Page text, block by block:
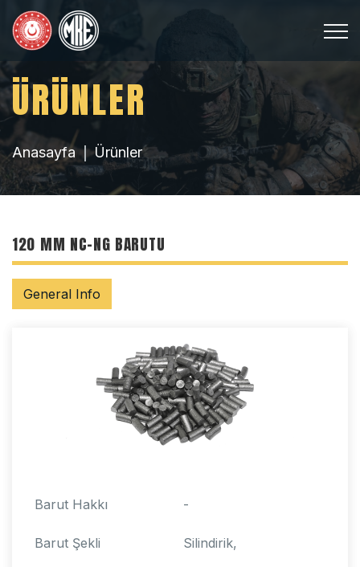
ÜRÜNLER
Anasayfa Ürünler
120 MM NC-NG BARUTU
General Info
Barut Hakkı -
Barut Şekli Silindirik,